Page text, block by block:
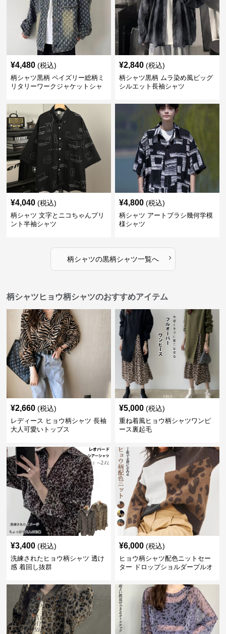
¥4,480 (税込)
柄シャツ黒柄 ペイズリー総柄ミ
リタリーワークジャケットシャ
¥2,840 (税込)
柄シャツ黒柄 ムラ染め風ビッグ
シルエット長袖シャツ
¥4,040 (税込)
柄シャツ 文字とニコちゃんプリ
ント半袖シャツ
¥4,800 (税込)
柄シャツ アートブラシ幾何学模
様シャツ
柄シャツの黒柄シャツ一覧へ ›
柄シャツヒョウ柄シャツのおすすめアイテム
¥2,660 (税込)
レディース ヒョウ柄シャツ 長袖
大人可愛いトップス
¥5,000 (税込)
重ね着風ヒョウ柄シャツワンピ
ース裏起毛
¥3,400 (税込)
洗練されたヒョウ柄シャツ 透け
感 着回し抜群
¥6,000 (税込)
ヒョウ柄シャツ配色ニットセー
ター ドロップショルダープルオ